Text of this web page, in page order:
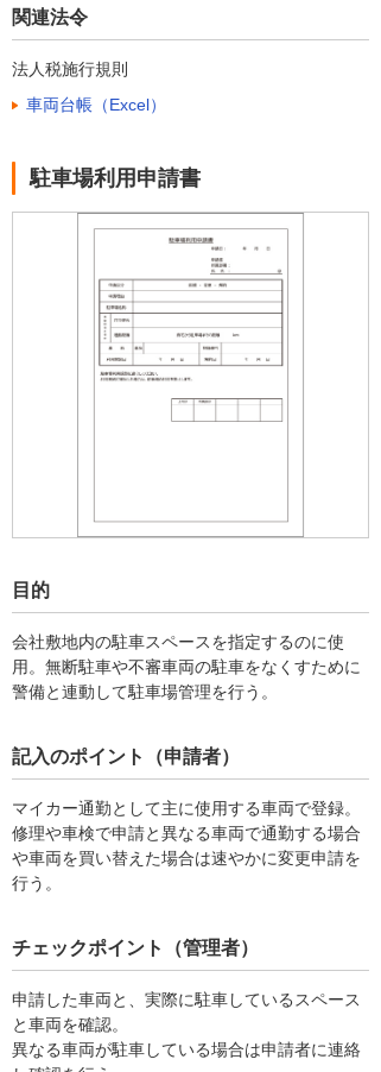
関連法令
法人税施行規則
車両台帳（Excel）
駐車場利用申請書
目的
会社敷地内の駐車スペースを指定するのに使
用。無断駐車や不審車両の駐車をなくすために
警備と連動して駐車場管理を行う。
記入のポイント（申請者）
マイカー通勤として主に使用する車両で登録。
修理や車検で申請と異なる車両で通勤する場合
や車両を買い替えた場合は速やかに変更申請を
行う。
チェックポイント（管理者）
申請した車両と、実際に駐車しているスペース
と車両を確認。
異なる車両が駐車している場合は申請者に連絡